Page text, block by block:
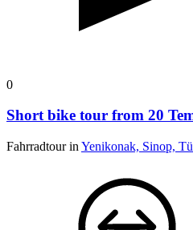
0
Short bike tour from 20
Fahrradtour in Yenikonak, Sinop,